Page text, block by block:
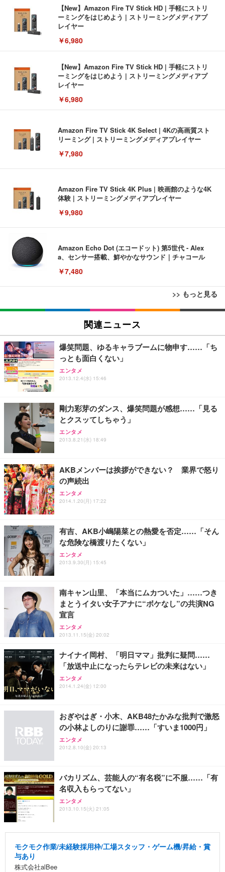
【New】Amazon Fire TV Stick HD | 手軽にストリ
ーミングをはじめよう | ストリーミングメディアプ
レイヤー
￥6,980
【New】Amazon Fire TV Stick HD | 手軽にストリ
ーミングをはじめよう | ストリーミングメディアプ
レイヤー
￥6,980
Amazon Fire TV Stick 4K Select | 4Kの高画質スト
リーミング | ストリーミングメディアプレイヤー
￥7,980
Amazon Fire TV Stick 4K Plus | 映画館のような4K
体験 | ストリーミングメディアプレイヤー
￥9,980
Amazon Echo Dot (エコードット) 第5世代 - Alex
a、センサー搭載、鮮やかなサウンド｜チャコール
￥7,480
>> もっと見る
[EdoErgo] オフィスチェア 椅子 テレワーク 疲れな
い 跳ね上げ式アームレスト コンパクト 約105度ロッ
キング pc 事務椅子 360度回転 座面昇降 強化ナイロ
(黒網+黒枠+黒足)
￥5,699
SIHOO B100 オフィスチェア／デスクチェア メッシ
Sezlife オフィスチェア デスクチェア 疲れない テレ
ワーク チェア 強化バックレスト 30度ロッキング機
ョン PCチェア 通気性メッシュ ゲーミング/勉強/事
務用 おしゃれ パソコンチェア (ブラック)
Sezlife オフィスチェア デスクチェア 疲れない テレ
ワーク チェア 強化バックレスト 30度ロッキング機
ョン PCチェア 通気性メッシュ ゲーミング/勉強/事
務用 おしゃれ パソコンチェア (ホワイト)
ANDWINT オフィスチェア デスクチェア 肘なし メ
ッシュ 通気性 ランバーサポート付き 腰サポート ガ
ス圧無段階昇降 360度回転 キャスター付き コンパク
EIZO ビジネス向けプレミアムモニター | FlexScan
EV3240X-WT | 31.5型4K UHD・USB Type-C・ホワ
￥105,595
EIZO ビジネス向けプレミアムモニター | FlexScan
EV2740X-WT | 27.0型4K UHD・USB Type-C・ホワ
￥109,572
【純正品】27"ゲーミングモニター DualSense 充電
フック付き（CFI-ZDM1J）
【整備済み品】Dell E2724HS 27インチ 液晶モニタ
ー フルHD（1920×1080）VA 非光沢 HDMI/DisplayP
【MiniLED/24.5inch/280Hz/FHD】GRAPHT THE S
HOOTER Gaming Monitor 24” Essential ゲーミン
グモニター QD 24.5インチ 1ms FHD 量子ドット 残
Amazonベーシック ペットシーツ 薄型 レギュラー 1
回使い捨て 無香料 ホワイト 300枚
￥3,373
Amazonベーシック ペットシーツ 厚型 ワイド 42枚
ネオ・ルーライフ ネオ・オムツ L 中型犬用 26枚入
Smart Basic(スマートベーシック) 【Amazon.co.jp
限定】 Smart Basic アイリスオーヤマ ペットシーツ
アイリスオーヤマ ペットシーツ 超厚型 お徳用 レギ
ュラー 200枚入【Amazon.co.jp限定】
関連ニュース
爆笑問題、ゆるキャラブームに物申す……「ち
っとも面白くない」
エンタメ
2013.12.4(水) 15:46
剛力彩芽のダンス、爆笑問題が感想……「見る
とクスッてしちゃう」
エンタメ
2013.8.21(水) 18:49
AKBメンバーは挨拶ができない？ 業界で怒り
の声続出
エンタメ
2014.1.20(月) 17:22
有吉、AKB小嶋陽菜との熱愛を否定……「そん
な危険な橋渡りたくない」
エンタメ
2013.9.30(月) 15:45
南キャン山里、「本当にムカついた」……つき
まとうイタい女子アナに“ボケなし”の共演NG
宣言
エンタメ
2013.11.15(金) 20:02
ナイナイ岡村、「明日ママ」批判に疑問……
「放送中止になったらテレビの未来はない」
エンタメ
2014.1.24(金) 12:00
おぎやはぎ・小木、AKB48たかみな批判で激怒
の小林よしのりに謝罪……「すいま1000円」
エンタメ
2012.8.10(金) 20:13
バカリズム、芸能人の“有名税”に不服……「有
名収入もらってない」
エンタメ
2013.10.15(火) 21:05
モクモク作業/未経験採用枠/工場スタッフ・ゲーム機/昇給・賞
与あり
株式会社alBee